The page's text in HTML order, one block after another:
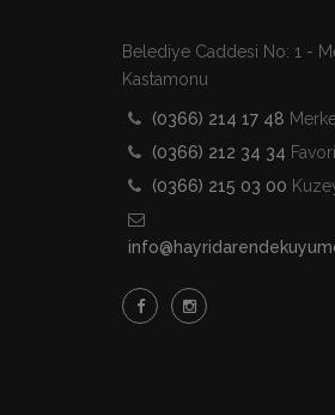
Belediye Caddesi No: 1 -
Kastamonu
(0366) 214 17 48
(0366) 212 34 34 Favori
(0366) 215 03 00